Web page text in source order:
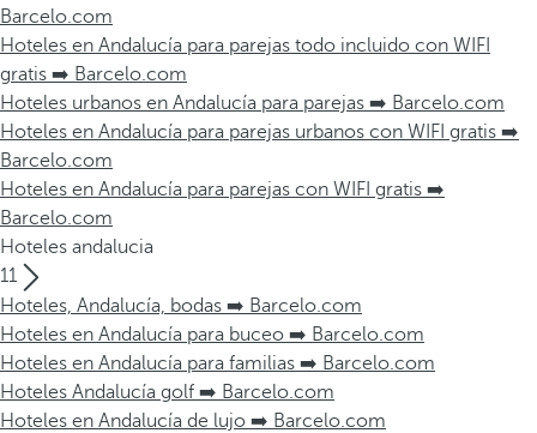
Barcelo.com
Hoteles en Andalucía para parejas todo incluido con WIFI
gratis ➡️ Barcelo.com
Hoteles urbanos en Andalucía para parejas ➡️ Barcelo.com
Hoteles en Andalucía para parejas urbanos con WIFI gratis ➡️
Barcelo.com
Hoteles en Andalucía para parejas con WIFI gratis ➡️
Barcelo.com
Hoteles andalucia
11
Hoteles, Andalucía, bodas ➡️ Barcelo.com
Hoteles en Andalucía para buceo ➡️ Barcelo.com
Hoteles en Andalucía para familias ➡️ Barcelo.com
Hoteles Andalucía golf ➡️ Barcelo.com
Hoteles en Andalucía de lujo ➡️ Barcelo.com